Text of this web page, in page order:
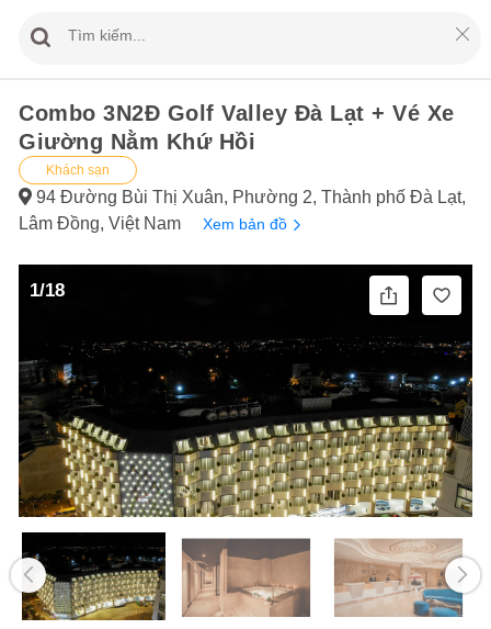
Combo 3N2Đ Golf Valley Đà Lạt + Vé Xe
Giường Nằm Khứ Hồi
Khách sạn
94 Đường Bùi Thị Xuân, Phường 2, Thành phố Đà Lạt,
Lâm Đồng, Việt Nam
Xem bản đồ
1/18